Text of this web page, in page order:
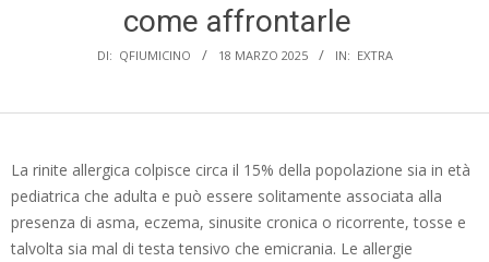
come affrontarle
DI: QFIUMICINO 18 MARZO 2025 IN: EXTRA
La rinite allergica colpisce circa il 15% della popolazione sia in età
pediatrica che adulta e può essere solitamente associata alla
presenza di asma, eczema, sinusite cronica o ricorrente, tosse e
talvolta sia mal di testa tensivo che emicrania. Le allergie